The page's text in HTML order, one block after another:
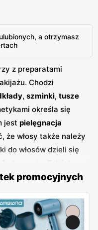
a otrzymasz
z preparatami
Chodzi
, szminki, tusze
określa się
jest pielęgnacja
że włosy także należy
do włosów dzieli się
przypadkuwłosów
. Czynnością,
jest oczywiście ich
promocyjnych